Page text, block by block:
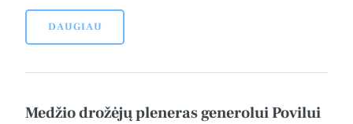
DAUGIAU
Medžio drožėjų pleneras generolui Povilui